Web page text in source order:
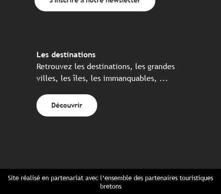
Les destinations
Retrouvez les destinations, les grandes
villes, les îles, les immanquables, ...
Découvrir
Site réalisé en partenariat avec l’ensemble des partenaires touristiques
bretons